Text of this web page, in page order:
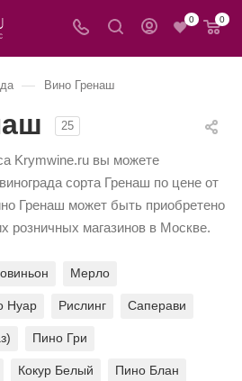
0 0
— Вино Гренаш
25
Krymwine.ru вы можете
сорта Гренаш по цене от
Гренаш может быть приобретено
розничных магазинов в Москве.
Мерло
Нуар Рислинг Саперави
Пино Гри
Кокур Белый Пино Блан